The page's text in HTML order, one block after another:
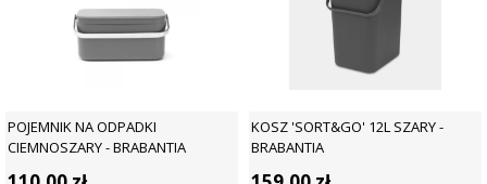
POJEMNIK NA ODPADKI
CIEMNOSZARY - BRABANTIA
KOSZ 'SORT&GO' 12L SZARY -
BRABANTIA